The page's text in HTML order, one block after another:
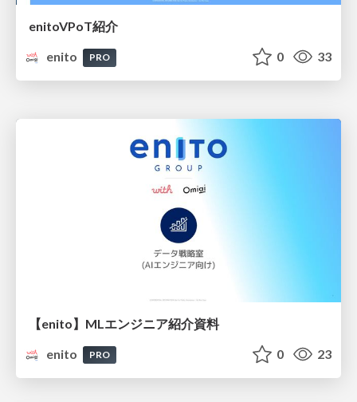
enitoVPoT紹介
enito
PRO 0 33
【enito】MLエンジニア紹介資料
enito
PRO 0 23